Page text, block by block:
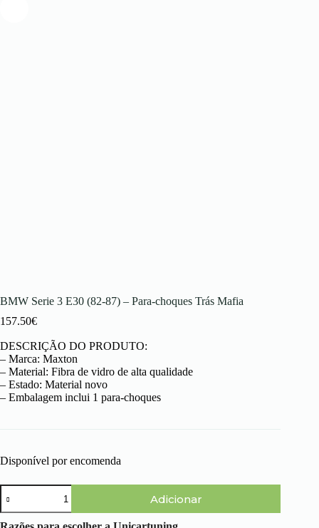
BMW Serie 3 E30 (82-87) – Para-choques Trás Mafia
157.50€
DESCRIÇÃO DO PRODUTO:
– Marca: Maxton
– Material: Fibra de vidro de alta qualidade
– Estado: Material novo
– Embalagem inclui 1 para-choques
Disponível por encomenda
Quantidade
de
BMW
Adicionar